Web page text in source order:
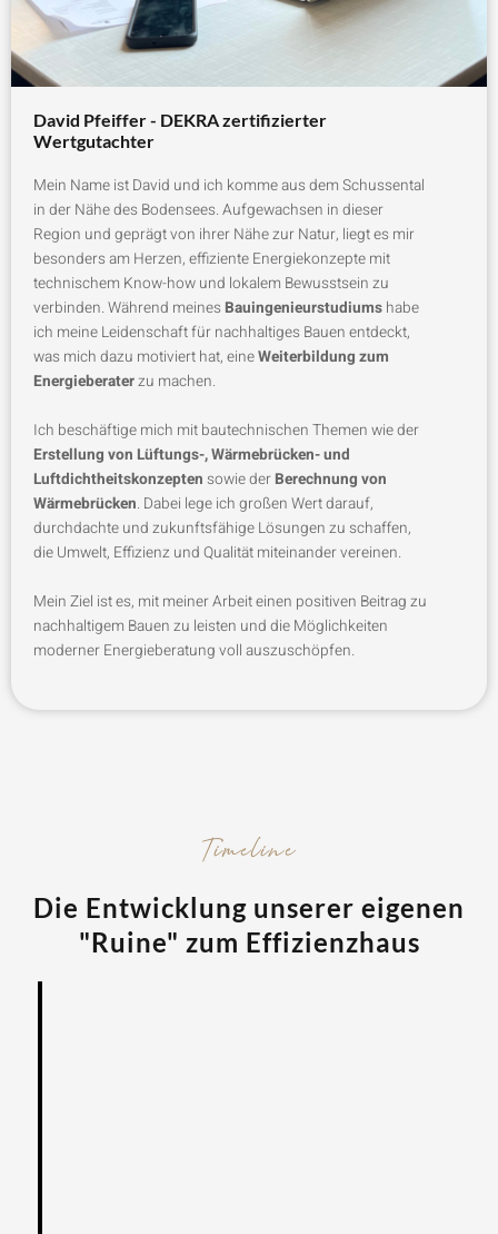
David Pfeiffer - DEKRA zertifizierter
Wertgutachter ​
Mein Name ist David und ich komme aus dem Schussental
in der Nähe des Bodensees. Aufgewachsen in dieser
Region und geprägt von ihrer Nähe zur Natur, liegt es mir
besonders am Herzen, effiziente Energiekonzepte mit
technischem Know-how und lokalem Bewusstsein zu
verbinden. Während meines Bauingenieurstudiums habe
ich meine Leidenschaft für nachhaltiges Bauen entdeckt,
was mich dazu motiviert hat, eineWeiterbildung zum
Energieberaterzu machen.
Ich beschäftige mich mit bautechnischen Themen wie der
Erstellung von Lüftungs-, Wärmebrücken- und
Luftdichtheitskonzepten sowie der Berechnung von
Wärmebrücken. Dabei lege ich großen Wert darauf,
durchdachte und zukunftsfähige Lösungen zu schaffen,
die Umwelt, Effizienz und Qualität miteinander vereinen.
Mein Ziel ist es, mit meiner Arbeit einen positiven Beitrag zu
nachhaltigem Bauen zu leisten und die Möglichkeiten
moderner Energieberatung voll auszuschöpfen.
Timeline
Die Entwicklung unserer eigenen
"Ruine" zum Effizienzhaus